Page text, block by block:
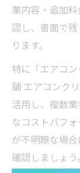
業内容・追加
認し、書面で
ります。
特に「エアコ
舗 エアコンク
活用し、複数
なコストパフ
が不明瞭な場
確認しましょう。